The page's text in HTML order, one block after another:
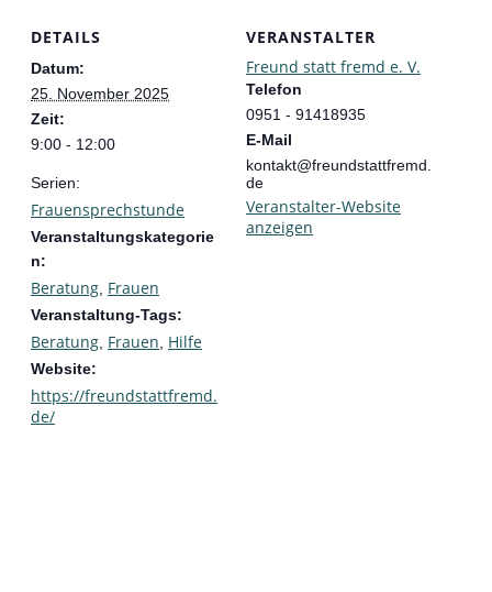
DETAILS
Datum:
25. November 2025
Zeit:
9:00 - 12:00
Serien:
Frauensprechstunde
Veranstaltungskategorie
n:
Beratung Frauen
Veranstaltung-Tags:
Beratung Frauen Hilfe
Website:
https://freundstattfremd.
de/
VERANSTALTER
Freund statt fremd e. V.
Telefon
0951 - 91418935
E-Mail
kontakt@freundstattfremd.
de
Veranstalter-Website
anzeigen